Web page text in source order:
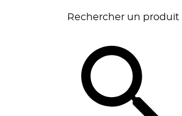
Rechercher un produit
BAGAGERIE BUREAU